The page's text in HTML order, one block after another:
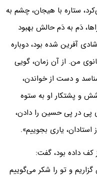
ستاره با هیجان، چشم به
دَم به دَم حالش بهبود
آفرین شده بود، دوباره
من. از آن زمان، گویی
و دست از خواندن،
و پشتکار او به ستوه
در پی حسین را دادن،
یاری بجوییم».
کف داده بود، گفت:
گزاریم و تو را شکر می‌گوییم